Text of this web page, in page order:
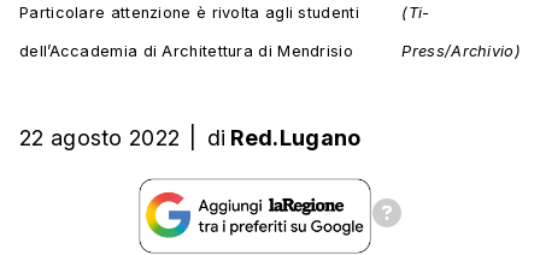
Particolare attenzione è rivolta agli studenti
dell’Accademia di Architettura di Mendrisio
(Ti-
Press/Archivio)
22 agosto 2022 di Red.Lugano